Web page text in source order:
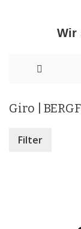
zum
Inhalt
Giro |
Filter